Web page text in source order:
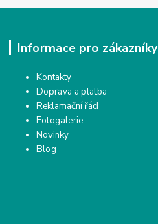
Informace pro zákazníky
Kontakty
Doprava a platba
Reklamační řád
Fotogalerie
Novinky
Blog